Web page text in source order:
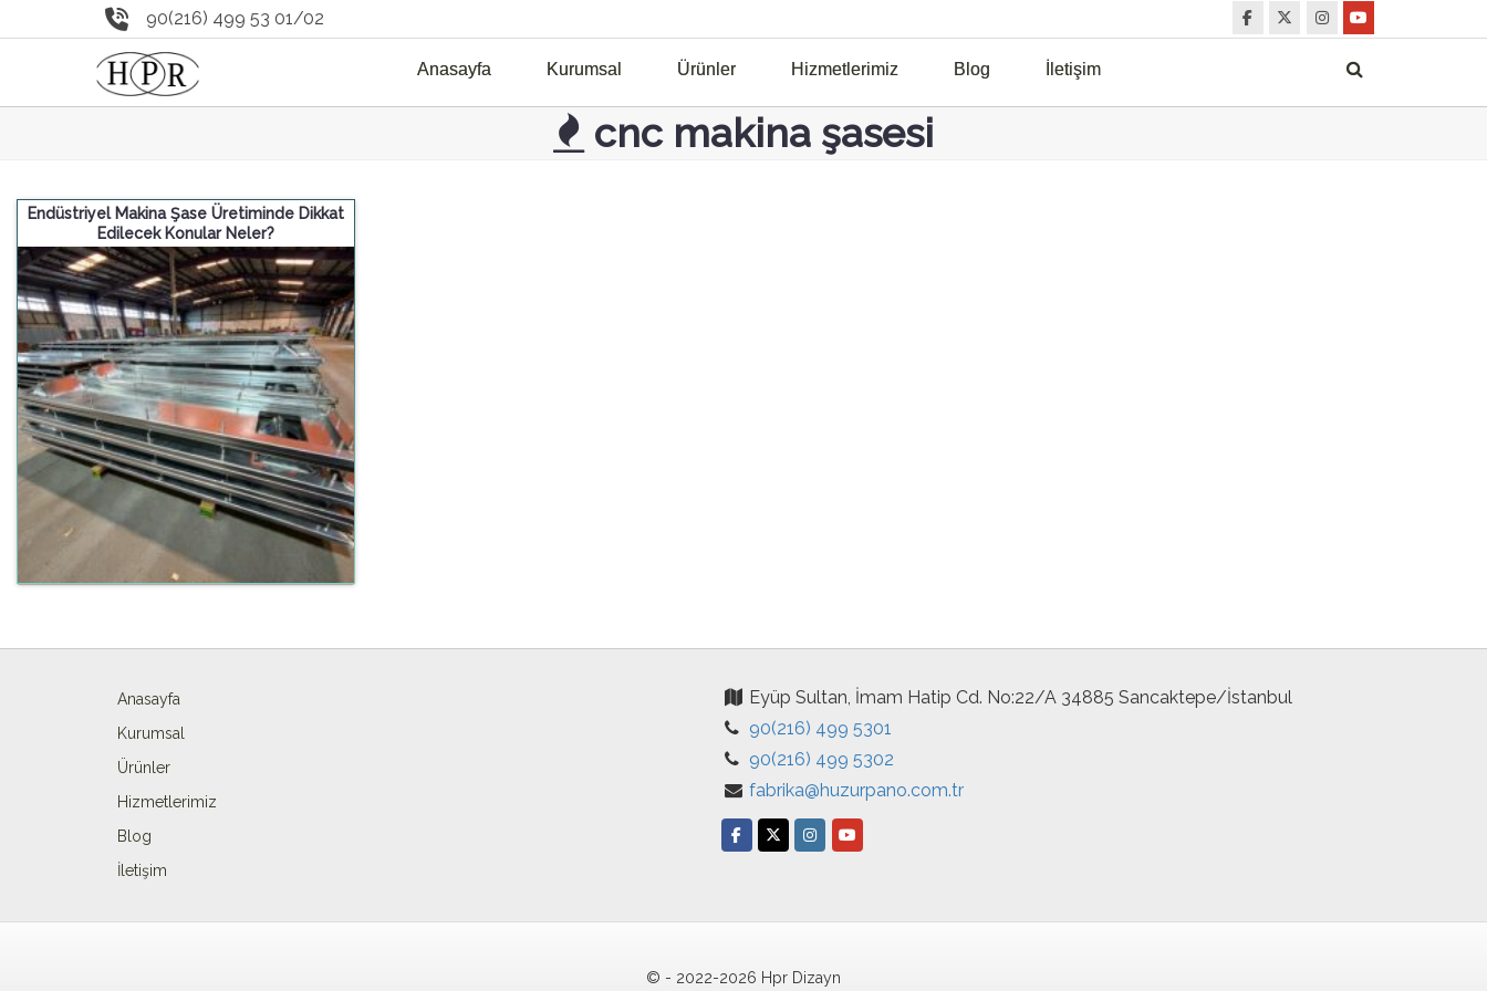
90(216) 499 53 01/02
Anasayfa Kurumsal Ürünler Hizmetlerimiz Blog İletişim
cnc makina şasesi
Endüstriyel Makina Şase Üretiminde Dikkat
Edilecek Konular Neler?
Anasayfa
Kurumsal
Ürünler
Hizmetlerimiz
Blog
İletişim
Eyüp Sultan, İmam Hatip Cd. No:22/A 34885 Sancaktepe/İstanbul
90(216) 499 5301
90(216) 499 5302
fabrika@huzurpano.com.tr
© - 2022-2026 Hpr Dizayn